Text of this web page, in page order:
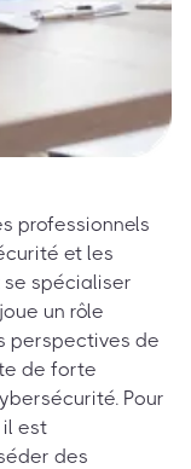
professionnels
et les
spécialiser
un rôle
perspectives de
de forte
Pour
est
des